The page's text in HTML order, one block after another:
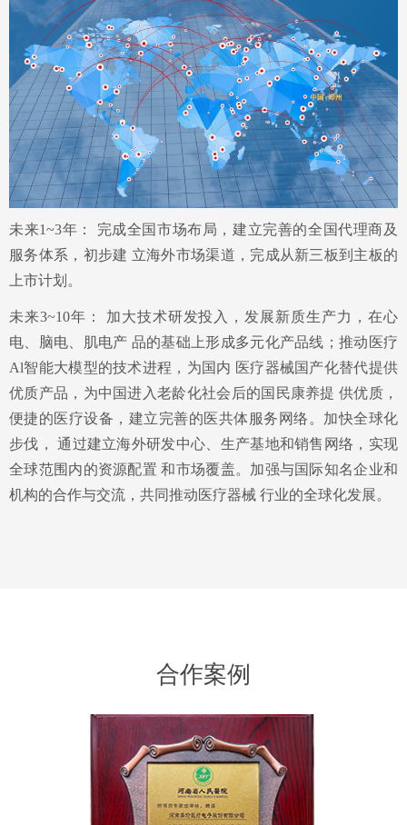
未来1~3年： 完成全国市场布局，建立完善的全国代理商及
服务体系，初步建 立海外市场渠道，完成从新三板到主板的
上市计划。
未来3~10年： 加大技术研发投入，发展新质生产力，在心
电、脑电、肌电产 品的基础上形成多元化产品线；推动医疗
Al智能大模型的技术进程，为国内 医疗器械国产化替代提供
优质产品，为中国进入老龄化社会后的国民康养提 供优质，
便捷的医疗设备，建立完善的医共体服务网络。加快全球化
步伐， 通过建立海外研发中心、生产基地和销售网络，实现
全球范围内的资源配置 和市场覆盖。加强与国际知名企业和
机构的合作与交流，共同推动医疗器械 行业的全球化发展。
合作案例